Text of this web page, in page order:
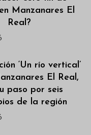
Manzanares El
Real?
‘Un río vertical’
El Real,
paso por seis
de la región